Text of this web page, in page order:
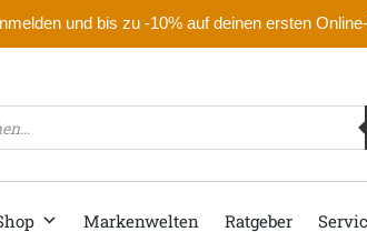
und bis zu -10% auf deinen ersten
Markenwelten Ratgeber